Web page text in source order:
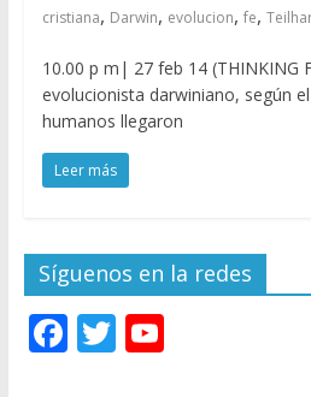
cristiana, Darwin, evolucion, fe,
10.00 p m| 27 feb 14 (THINKING
evolucionista darwiniano, según
humanos llegaron
Leer más
Síguenos en la redes
F T Y